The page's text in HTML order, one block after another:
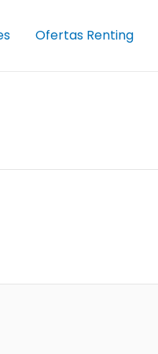
Ofertas Renting